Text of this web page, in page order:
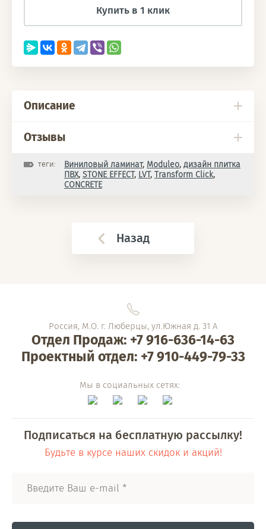
Купить в 1 клик
Описание
Отзывы
теги: Виниловый ламинат, Moduleo, дизайн плитка
ПВХ, STONE EFFECT, LVT, Transform Click,
CONCRETE
Назад
Россия, М.О. г. Люберцы, ул.Южная д. 31 А
Отдел Продаж: +7 916-636-14-63
Проектный отдел: +7 910-449-79-33
Мы в социальных сетях:
Подписаться на бесплатную рассылку!
Будьте в курсе наших скидок и акций!